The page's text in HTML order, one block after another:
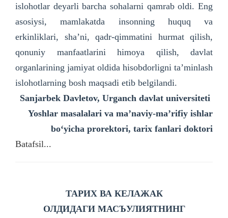
islohotlar deyarli barcha sohalarni qamrab oldi. Eng
asosiysi, mamlakatda insonning huquq va
erkinliklari, sha’ni, qadr-qimmatini hurmat qilish,
qonuniy manfaatlarini himoya qilish, davlat
organlarining jamiyat oldida hisobdorligni ta’minlash
islohotlarning bosh maqsadi etib belgilandi.
Sanjarbek Davletov, Urganch davlat universiteti
Yoshlar masalalari va ma’naviy-ma’rifiy ishlar
bo‘yicha prorektori, tarix fanlari doktori
Batafsil...
ТАРИХ ВА КЕЛАЖАК
ОЛДИДАГИ МАСЪУЛИЯТНИНГ